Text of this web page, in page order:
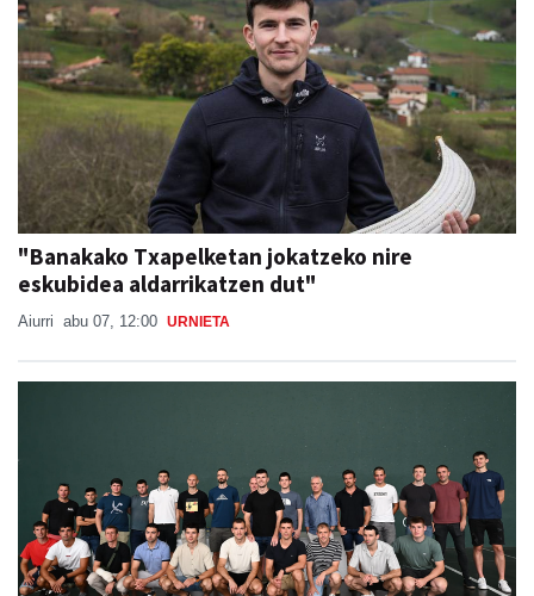
"Banakako Txapelketan jokatzeko nire
eskubidea aldarrikatzen dut"
Aiurri abu 07, 12:00 URNIETA